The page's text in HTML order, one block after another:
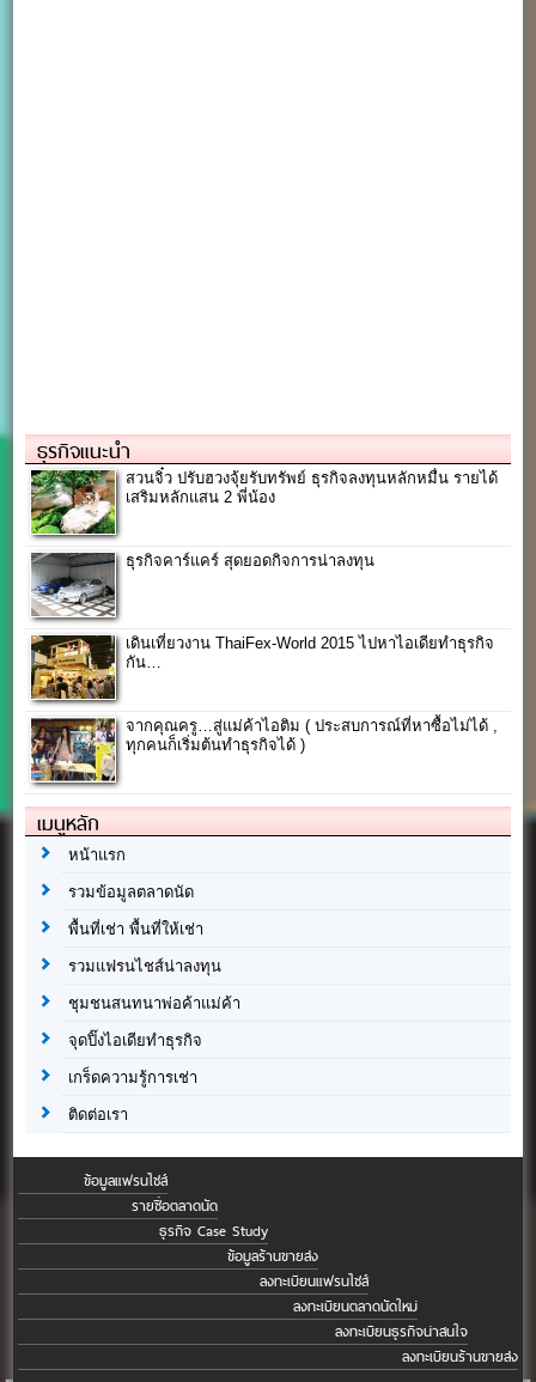
ธุรกิจแนะนำ
สวนจิ๋ว ปรับฮวงจุ้ยรับทรัพย์ ธุรกิจลงทุนหลักหมื่น รายได้
เสริมหลักแสน 2 พี่น้อง
ธุรกิจคาร์แคร์ สุดยอดกิจการน่าลงทุน
เดินเที่ยวงาน ThaiFex-World 2015 ไปหาไอเดียทำธุรกิจ
กัน…
จากคุณครู…สู่แม่ค้าไอติม ( ประสบการณ์ที่หาซื้อไม่ได้ ,
ทุกคนก็เริ่มต้นทำธุรกิจได้ )
เมนูหลัก
หน้าแรก
รวมข้อมูลตลาดนัด
พื้นที่เช่า พื้นที่ให้เช่า
รวมแฟรนไชส์น่าลงทุน
ชุมชนสนทนาพ่อค้าแม่ค้า
จุดปิ๊งไอเดียทำธุรกิจ
เกร็ดความรู้การเช่า
ติดต่อเรา
ข้อมูลแฟรนไชส์
รายชื่อตลาดนัด
ธุรกิจ Case Study
ข้อมูลร้านขายส่ง
ลงทะเบียนแฟรนไชส์
ลงทะเบียนตลาดนัดใหม่
ลงทะเบียนธุรกิจน่าสนใจ
ลงทะเบียนร้านขายส่ง